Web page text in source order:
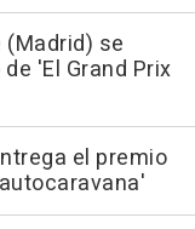
(Madrid) se
'El Grand Prix
el premio